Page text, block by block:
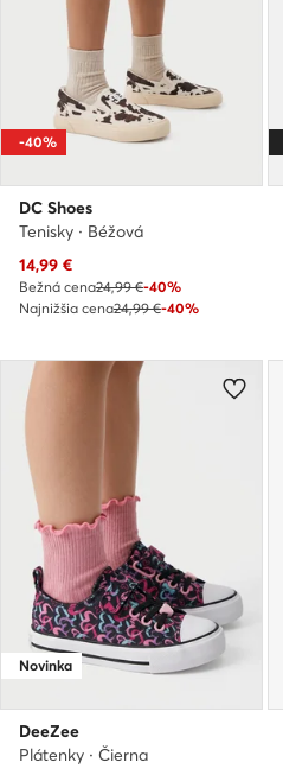
-40%
DC Shoes
Tenisky · Béžová
Aktuálna cena
14,99 €
Bežná cena24,99 €-40%
Najnižšia cena24,99 €-40%
Novinka
DeeZee
Plátenky · Čierna